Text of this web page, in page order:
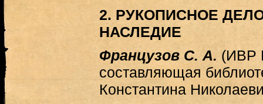
2. РУКОПИСНОЕ
НАСЛЕДИЕ
Французов С. А. (ИВР
составляющая
Константина